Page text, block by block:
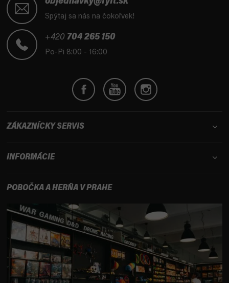
Spýtaj sa nás na čokoľvek!
+420 704 265 150
Po-Pi 8:00 - 16:00
ZÁKAZNÍCKY SERVIS
INFORMÁCIE
POBOČKA A HERŇA V PRAHE